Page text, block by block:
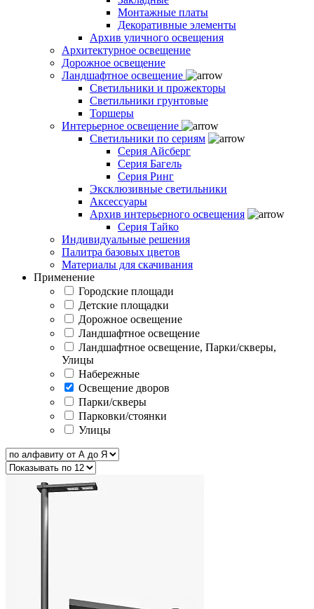
Монтажные платы
Декоративные элементы
Архив уличного освещения
Архитектурное освещение
Дорожное освещение
Ландшафтное освещение
Светильники и прожекторы
Светильники грунтовые
Торшеры
Интерьерное освещение
Светильники по сериям
Серия Айсберг
Серия Багель
Серия Ринг
Эксклюзивные светильники
Аксессуары
Архив интерьерного освещения
Серия Тайко
Индивидуальные решения
Палитра базовых цветов
Материалы для скачивания
Применение
Городские площади
Детские площадки
Дорожное освещение
Ландшафтное освещение
Ландшафтное освещение, Парки/скверы,
Улицы
Набережные
Освещение дворов
Парки/скверы
Парковки/стоянки
Улицы